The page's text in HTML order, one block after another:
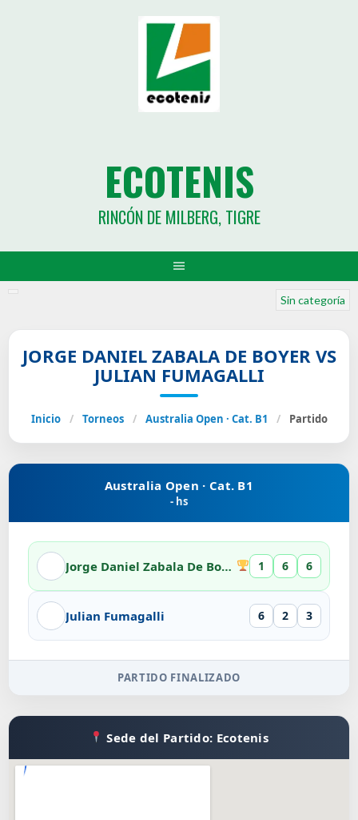
ECOTENIS
RINCÓN DE MILBERG, TIGRE
Sin categoría
JORGE DANIEL ZABALA DE BOYER VS
JULIAN FUMAGALLI
Inicio / Torneos / Australia Open · Cat. B1 / Partido
Australia Open · Cat. B1
- hs
Jorge Daniel Zabala De Boyer 1 6 6
Julian Fumagalli 6 2 3
PARTIDO FINALIZADO
Sede del Partido: Ecotenis